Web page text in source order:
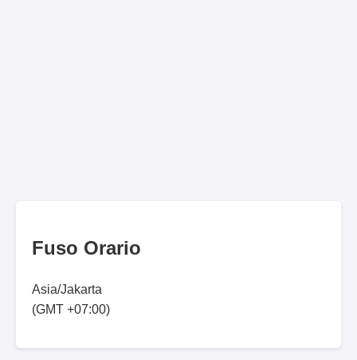
Fuso Orario
Asia/Jakarta
(GMT +07:00)